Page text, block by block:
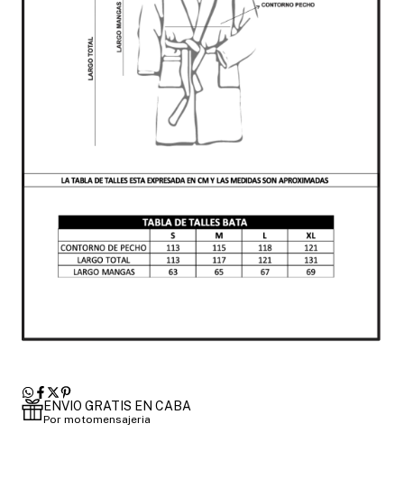
ENVIO GRATIS EN CABA
Por motomensajeria